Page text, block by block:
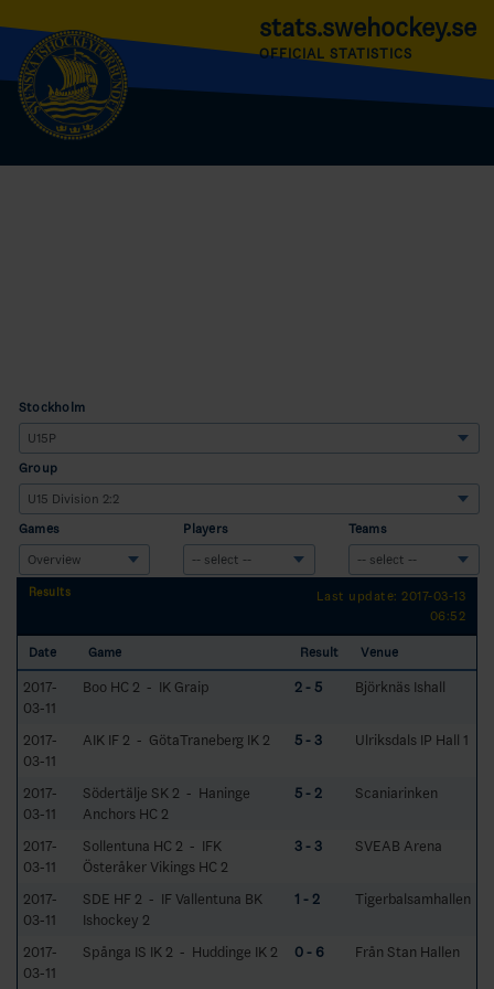
stats.swehockey.se
OFFICIAL STATISTICS
Stockholm
Group
Games Players Teams
Results
Last update: 2017-03-13
06:52
Date Game Result Venue
2017-
03-11
Boo HC 2 - IK Graip 2 - 5 Björknäs Ishall
2017-
03-11
AIK IF 2 - GötaTraneberg IK 2 5 - 3 Ulriksdals IP Hall 1
2017-
03-11
Södertälje SK 2 - Haninge
Anchors HC 2
5 - 2 Scaniarinken
2017-
03-11
Sollentuna HC 2 - IFK
Österåker Vikings HC 2
3 - 3 SVEAB Arena
2017-
03-11
SDE HF 2 - IF Vallentuna BK
Ishockey 2
1 - 2 Tigerbalsamhallen
2017-
03-11
Spånga IS IK 2 - Huddinge IK 2 0 - 6 Från Stan Hallen